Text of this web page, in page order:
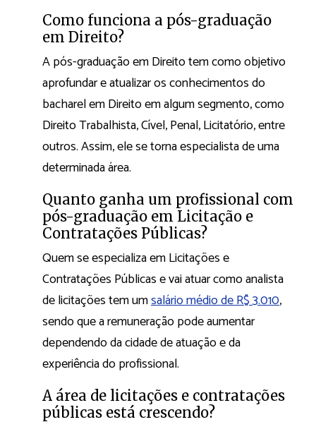
Como funciona a pós-graduação
em Direito?
A pós-graduação em Direito tem como objetivo
aprofundar e atualizar os conhecimentos do
bacharel em Direito em algum segmento, como
Direito Trabalhista, Cível, Penal, Licitatório, entre
outros. Assim, ele se torna especialista de uma
determinada área.
Quanto ganha um profissional com
pós-graduação em Licitação e
Contratações Públicas?
Quem se especializa em Licitações e
Contratações Públicas e vai atuar como analista
de licitações tem umsalário médio de R$ 3.010,
sendo que a remuneração pode aumentar
dependendo da cidade de atuação e da
experiência do profissional.
A área de licitações e contratações
públicas está crescendo?